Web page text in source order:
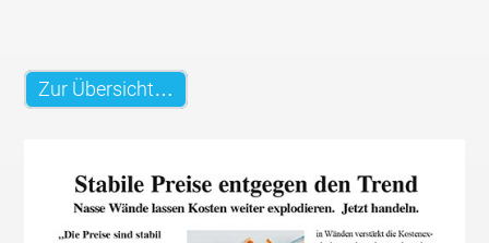
Zur Übersicht…